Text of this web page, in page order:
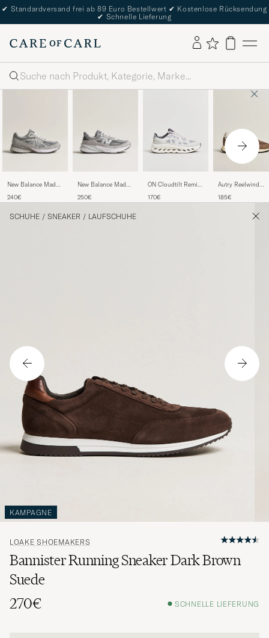
✔ Standardversand frei ab 89 Euro Bestellwert ✔ Kostenlose Rücksendung
✔ Schnelle Lieferung
Suche
New Balance Made
Sneakers Grey
240€
New Balance Made
990v6 Sneakers
250€
ON Cloudtilt Remix
170€
Autry Reelwind
Tundra Brown
185€
SCHUHE / SNEAKER / LAUFSCHUHE
KAMPAGNE
LOAKE SHOEMAKERS
Bannister Running Sneaker Dark Brown
Suede
270€
SCHNELLE LIEFERUNG